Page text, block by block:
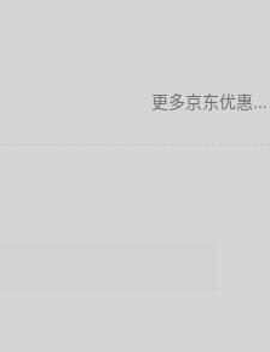
更多京东优惠...